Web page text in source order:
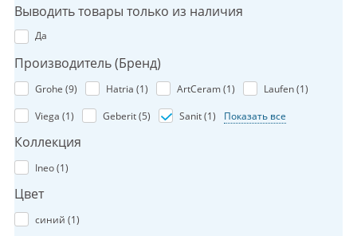
Выводить товары только из наличия
Да
Производитель (Бренд)
Grohe (9) Hatria (1) ArtCeram (1) Laufen (1)
Viega (1) Geberit (5) Sanit (1) Показать все
Коллекция
Ineo (1)
Цвет
синий (1)